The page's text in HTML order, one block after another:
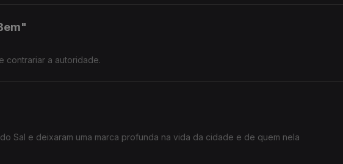
contrariar a autoridade.
Sal e deixaram uma marca profunda na vida da cidade e de quem nela